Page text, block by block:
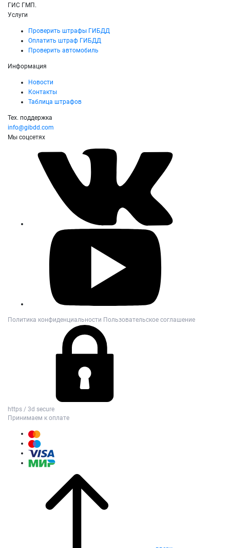
ГИС ГМП.
Услуги
Проверить штрафы ГИБДД
Оплатить штраф ГИБДД
Проверить автомобиль
Информация
Новости
Контакты
Таблица штрафов
Тех. поддержка
info@gibdd.com
Мы соцсетях
Политика конфиденциальности Пользовательское соглашение
https / 3d secure
Принимаем к оплате